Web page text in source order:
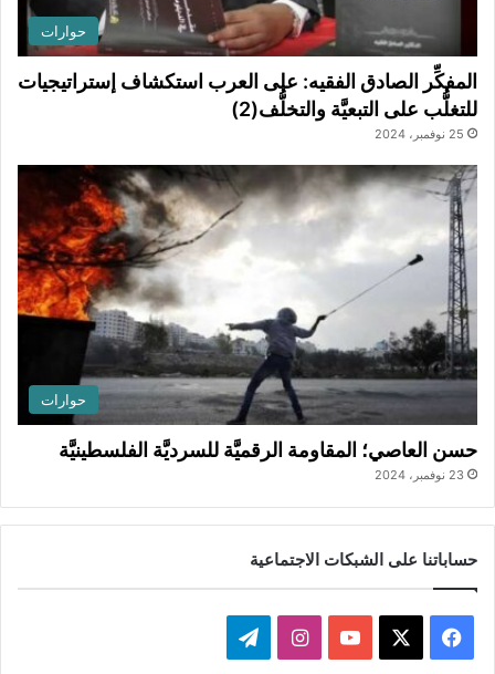
حوارات
المفكِّر الصادق الفقيه: على العرب استكشاف إستراتيجيات
للتغلُّب على التبعيَّة والتخلُّف(2)
25 نوفمبر، 2024
حوارات
حسن العاصي؛ المقاومة الرقميَّة للسرديَّة الفلسطينيَّة
23 نوفمبر، 2024
حساباتنا على الشبكات الاجتماعية